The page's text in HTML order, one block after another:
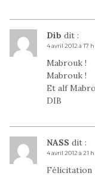
Dib dit :
4 avril 2012 à 17
Mabrouk !
Mabrouk !
Et alf
DIB
NASS dit :
4 avril 2012 à 21
Félicitation